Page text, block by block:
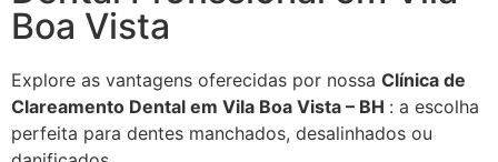
Boa Vista
Explore as vantagens oferecidas por nossa Clínica de
Clareamento Dental em Vila Boa Vista – BH : a escolha
perfeita para dentes manchados, desalinhados ou